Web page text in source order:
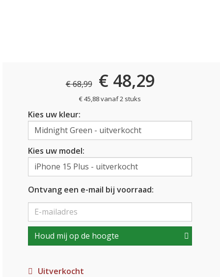
€ 68,99 € 48,29
€ 45,88 vanaf 2 stuks
Kies uw kleur:
Kies uw model:
Ontvang een e-mail bij voorraad:
Houd mij op de hoogte
Uitverkocht